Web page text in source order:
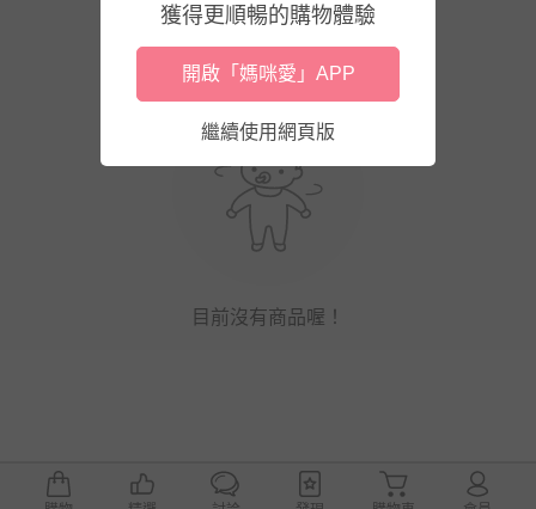
目前沒有商品喔！
獲得更順暢的購物體驗
開啟「媽咪愛」APP
繼續使用網頁版